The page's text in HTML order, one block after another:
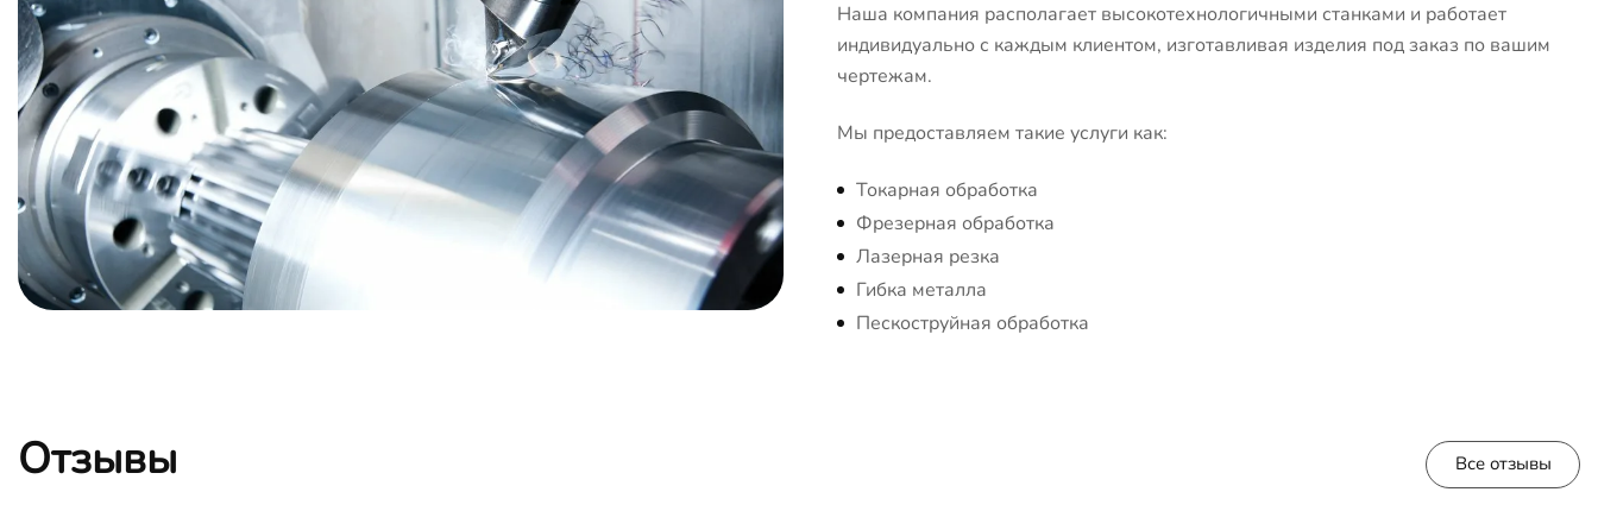
Наша компания располагает высокотехнологичными станками и работает
индивидуально с каждым клиентом, изготавливая изделия под заказ по вашим
чертежам.
Мы предоставляем такие услуги как:
Токарная обработка
Фрезерная обработка
Лазерная резка
Гибка металла
Пескоструйная обработка
Отзывы Все отзывы